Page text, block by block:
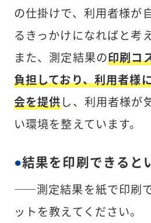
の仕掛けで、利用者様が
るきっかけになればと考
また、測定結果の印刷コ
負担しており、利用者様
会を提供し、利用者様が
い環境を整えています。
結果を印刷できると
――測定結果を紙で印刷
ットを教えてください。